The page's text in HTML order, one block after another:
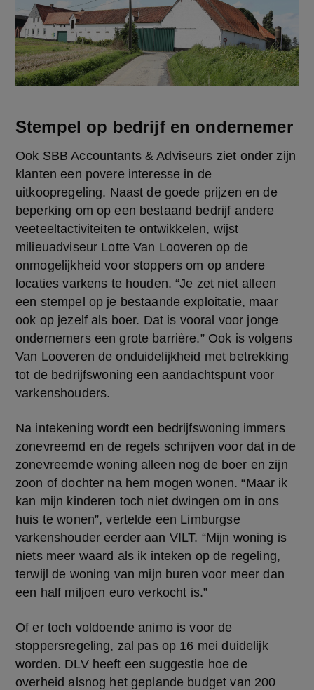
Stempel op bedrijf en ondernemer
Ook SBB Accountants & Adviseurs ziet onder zijn
klanten een povere interesse in de
uitkoopregeling. Naast de goede prijzen en de
beperking om op een bestaand bedrijf andere
veeteeltactiviteiten te ontwikkelen, wijst
milieuadviseur Lotte Van Looveren op de
onmogelijkheid voor stoppers om op andere
locaties varkens te houden. “Je zet niet alleen
een stempel op je bestaande exploitatie, maar
ook op jezelf als boer. Dat is vooral voor jonge
ondernemers een grote barrière.” Ook is volgens
Van Looveren de onduidelijkheid met betrekking
tot de bedrijfswoning een aandachtspunt voor
varkenshouders.
Na intekening wordt een bedrijfswoning immers
zonevreemd en de regels schrijven voor dat in de
zonevreemde woning alleen nog de boer en zijn
zoon of dochter na hem mogen wonen. “Maar ik
kan mijn kinderen toch niet dwingen om in ons
huis te wonen”, vertelde een Limburgse
varkenshouder eerder aan VILT. “Mijn woning is
niets meer waard als ik inteken op de regeling,
terwijl de woning van mijn buren voor meer dan
een half miljoen euro verkocht is.”
Of er toch voldoende animo is voor de
stoppersregeling, zal pas op 16 mei duidelijk
worden. DLV heeft een suggestie hoe de
overheid alsnog het geplande budget van 200